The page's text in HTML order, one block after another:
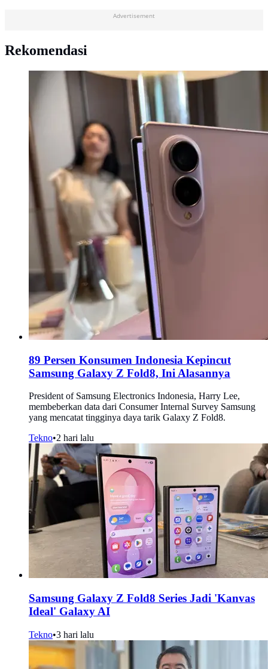
Advertisement
Rekomendasi
89 Persen Konsumen Indonesia Kepincut
Samsung Galaxy Z Fold8, Ini Alasannya
President of Samsung Electronics Indonesia, Harry Lee,
membeberkan data dari Consumer Internal Survey Samsung
yang mencatat tingginya daya tarik Galaxy Z Fold8.
Tekno•2 hari lalu
Samsung Galaxy Z Fold8 Series Jadi 'Kanvas
Ideal' Galaxy AI
Tekno•3 hari lalu